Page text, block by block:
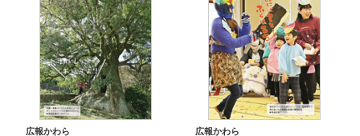
広報かわら 広報かわら